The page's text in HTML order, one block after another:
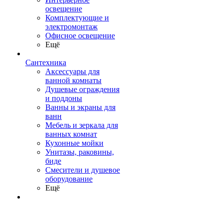
освещение
Комплектующие и
электромонтаж
Офисное освещение
Ещё
Сантехника
Аксессуары для
ванной комнаты
Душевые ограждения
и поддоны
Ванны и экраны для
ванн
Мебель и зеркала для
ванных комнат
Кухонные мойки
Унитазы, раковины,
биде
Смесители и душевое
оборудование
Ещё